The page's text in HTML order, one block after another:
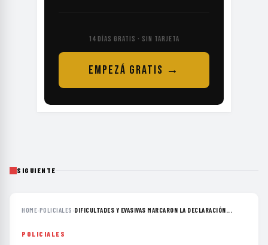
14 DÍAS GRATIS · SIN TARJETA
EMPEZÁ GRATIS →
SIGUIENTE
HOME›POLICIALES ›DIFICULTADES Y EVASIVAS MARCARON LA DECLARACIÓN...
POLICIALES